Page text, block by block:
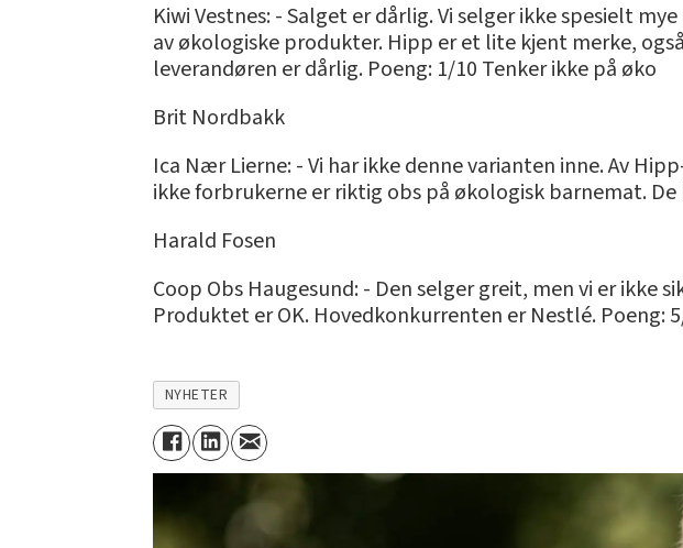
Kiwi Vestnes: - Salget er dårlig. Vi selger ikke spesielt
av økologiske produkter. Hipp er et lite kjent merke,
leverandøren er dårlig. Poeng: 1/10 Tenker ikke på øko
Brit Nordbakk
Ica Nær Lierne: - Vi har ikke denne varianten inne. Av
ikke forbrukerne er riktig obs på økologisk barnemat.
Harald Fosen
Coop Obs Haugesund: - Den selger greit, men vi er
Produktet er OK. Hovedkonkurrenten er Nestlé. Poeng:
NYHETER